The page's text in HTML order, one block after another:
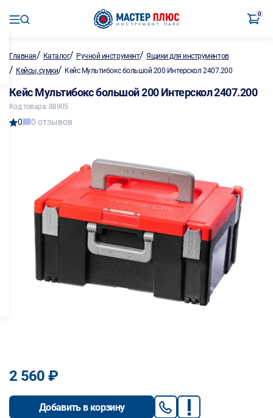
0
Главная/ Каталог/ Ручной инструмент/Ящики для инструментов
/ Кейсы, сумки/ Кейс Мультибокс большой 200 Интерскол 2407.200
Кейс Мультибокс большой 200 Интерскол 2407.200
Код товара: 88905
0 0 отзывов
2 560 ₽
Добавить в корзину